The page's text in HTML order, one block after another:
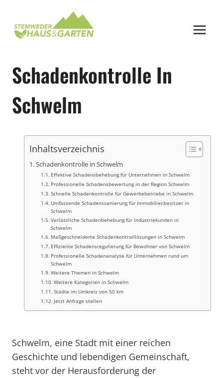
springen
Schadenkontrolle In
Schwelm
Inhaltsverzeichnis
Schadenkontrolle in Schwelm
Effektive Schadensbehebung für Unternehmen in Schwelm
Professionelle Schadensbewertung in der Region Schwelm
Schnelle Schadenkontrolle für Gewerbebetriebe in Schwelm
Umfassende Schadenssanierung für Immobilienbesitzer in
Schwelm
Verlässliche Schadenbehebung für Industriekunden in
Schwelm
Maßgeschneiderte Schadenkontrolllösungen in Schwelm
Effiziente Schadensregulierung für Bewohner von Schwelm
Professionelle Schadenanalyse für Unternehmen rund um
Schwelm
Weitere Themen in Schwelm
Weitere Kategorien in Schwelm
Städte im Umkreis von 50 km
Jetzt Anfrage stellen
Schwelm, eine Stadt mit einer reichen
Geschichte und lebendigen Gemeinschaft,
steht vor der Herausforderung der